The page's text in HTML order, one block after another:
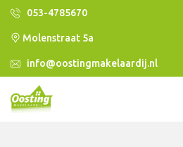
053-4785670
Molenstraat 5a
info@oostingmakelaardij.nl